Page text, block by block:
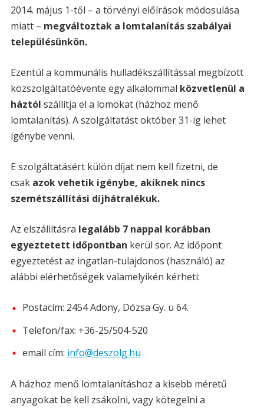
2014. május 1-től – a törvényi előírások módosulása
miatt – megváltoztak a lomtalanítás szabályai
településünkön.
Ezentúl a kommunális hulladékszállítással megbízott
közszolgáltatóévente egy alkalommal közvetlenül a
háztól szállítja el a lomokat (házhoz menő
lomtalanítás). A szolgáltatást október 31-ig lehet
igénybe venni.
E szolgáltatásért külön díjat nem kell fizetni, de
csakazok vehetik igénybe, akiknek nincs
szemétszállítási díjhátralékuk.
Az elszállításra legalább 7 nappal korábban
egyeztetett időpontban kerül sor. Az időpont
egyeztetést az ingatlan-tulajdonos (használó) az
alábbi elérhetőségek valamelyikén kérheti:
Postacím: 2454 Adony, Dózsa Gy. u 64.
Telefon/fax: +36-25/504-520
email cím: info@deszolg.hu
A házhoz menő lomtalanításhoz a kisebb méretű
anyagokat be kell zsákolni, vagy kötegelni a